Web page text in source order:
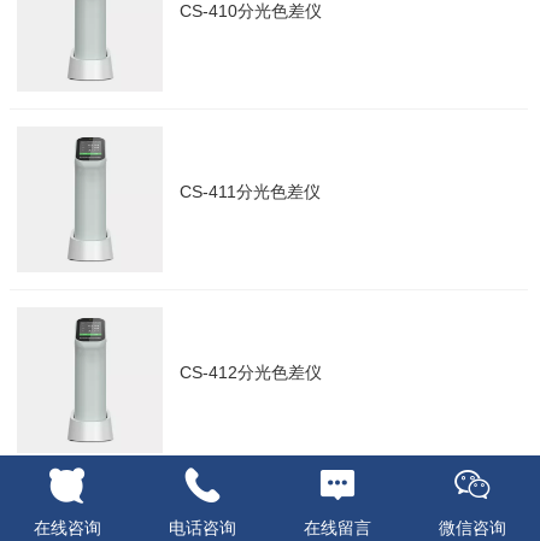
CS-410分光色差仪
CS-411分光色差仪
CS-412分光色差仪
在线咨询 电话咨询 在线留言 微信咨询